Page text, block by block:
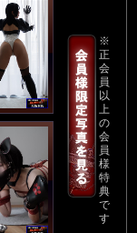
※
正
会
員
以
上
の
会
員
様
特
典
で
す